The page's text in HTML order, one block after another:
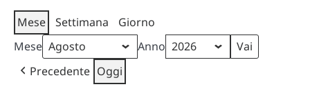
Mese Settimana
Giorno
Mese
Anno
Precedente Oggi